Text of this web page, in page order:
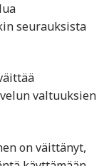
seurauksista
valtuuksien
on väittänyt,